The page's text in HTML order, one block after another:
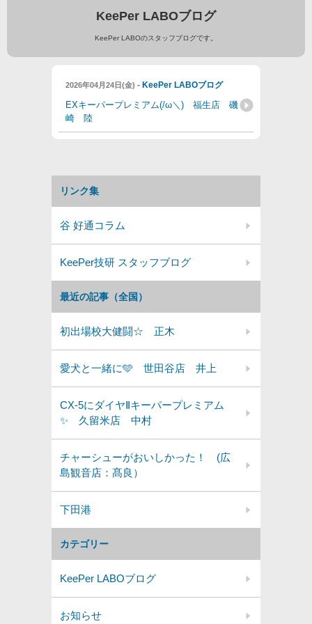
KeePer LABOブログ
KeePer LABOのスタッフブログです。
2026年04月24日(金) - KeePer LABOブログ
EXキーパープレミアム(/ω＼) 福生店 磯
崎 陸
カテゴリー
KeePer LABOブログ
お知らせ
最近の記事（全国）
初出場校大健闘☆ 正木
愛犬と一緒に🩵 世田谷店 井上
CX-5にダイヤⅡキーパープレミアム
✨️ 久留米店 中村
チャーシューがおいしかった！ (広
島観音店：髙良）
下田港
リンク集
谷 好通コラム
KeePer技研 スタッフブログ